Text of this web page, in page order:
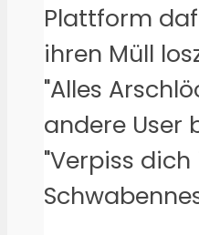
Plattform
ihren Müll
"Alles
andere User
"Verpiss